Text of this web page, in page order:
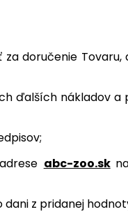
doručenie
ďalších nákladov
abc-zoo.sk
z pridanej